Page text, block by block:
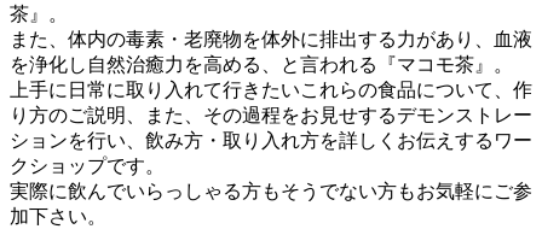
茶』。
また、体内の毒素・老廃物を体外に排出する力があり、血液
を浄化し自然治癒力を高める、と言われる『マコモ茶』。
上手に日常に取り入れて行きたいこれらの食品について、作
り方のご説明、また、その過程をお見せするデモンストレー
ションを行い、飲み方・取り入れ方を詳しくお伝えするワー
クショップです。
実際に飲んでいらっしゃる方もそうでない方もお気軽にご参
加下さい。